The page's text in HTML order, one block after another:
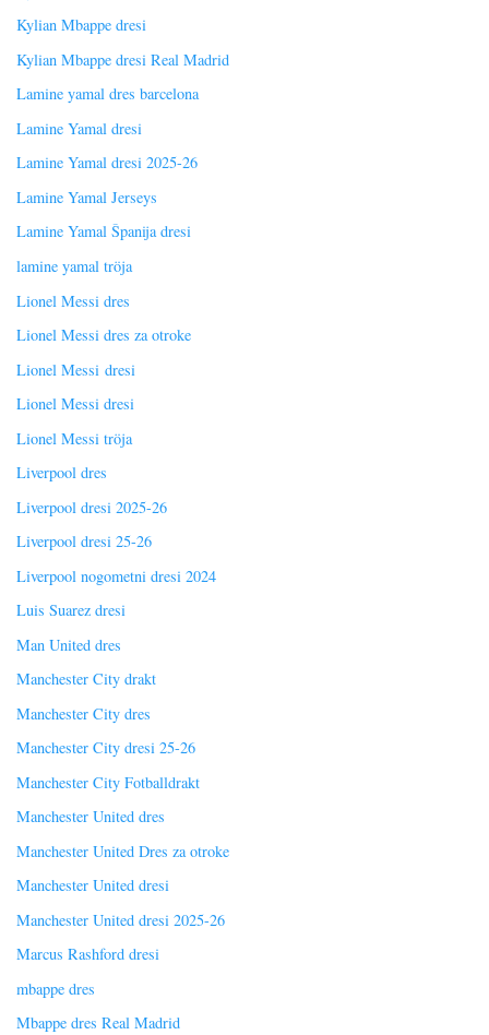
Kylian Mbappe dresi
Kylian Mbappe dresi Real Madrid
Lamine yamal dres barcelona
Lamine Yamal dresi
Lamine Yamal dresi 2025-26
Lamine Yamal Jerseys
Lamine Yamal Španija dresi
lamine yamal tröja
Lionel Messi dres
Lionel Messi dres za otroke
Lionel Messi dresi
Lionel Messi dresi
Lionel Messi tröja
Liverpool dres
Liverpool dresi 2025-26
Liverpool dresi 25-26
Liverpool nogometni dresi 2024
Luis Suarez dresi
Man United dres
Manchester City drakt
Manchester City dres
Manchester City dresi 25-26
Manchester City Fotballdrakt
Manchester United dres
Manchester United Dres za otroke
Manchester United dresi
Manchester United dresi 2025-26
Marcus Rashford dresi
mbappe dres
Mbappe dres Real Madrid